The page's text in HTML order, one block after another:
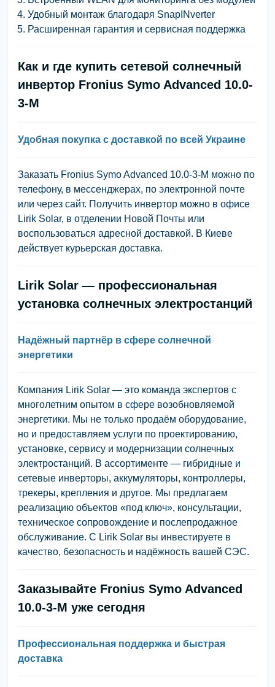
Удобный монтаж благодаря SnapINverter
Расширенная гарантия и сервисная поддержка
Как и где купить сетевой солнечный
инвертор Fronius Symo Advanced 10.0-
3-M
Удобная покупка с доставкой по всей Украине
Заказать Fronius Symo Advanced 10.0-3-M можно по
телефону, в мессенджерах, по электронной почте
или через сайт. Получить инвертор можно в офисе
Lirik Solar, в отделении Новой Почты или
воспользоваться адресной доставкой. В Киеве
действует курьерская доставка.
Lirik Solar — профессиональная
установка солнечных электростанций
Надёжный партнёр в сфере солнечной
энергетики
Компания Lirik Solar — это команда экспертов с
многолетним опытом в сфере возобновляемой
энергетики. Мы не только продаём оборудование,
но и предоставляем услуги по проектированию,
установке, сервису и модернизации солнечных
электростанций. В ассортименте — гибридные и
сетевые инверторы, аккумуляторы, контроллеры,
трекеры, крепления и другое. Мы предлагаем
реализацию объектов «под ключ», консультации,
техническое сопровождение и послепродажное
обслуживание. С Lirik Solar вы инвестируете в
качество, безопасность и надёжность вашей СЭС.
Заказывайте Fronius Symo Advanced
10.0-3-M уже сегодня
Профессиональная поддержка и быстрая
доставка